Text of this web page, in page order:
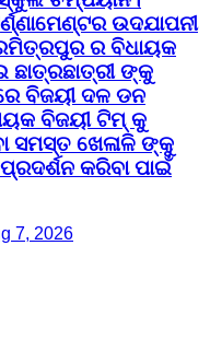
ଉଦଯାପନୀ
ର ବିଧାୟକ
ଙ୍କୁ
ବିଜୟୀ ଦଳ ଡନ
ବିଜୟୀ ଟିମ୍ କୁ
ସମସ୍ତ ଖେଳାଳି ଙ୍କୁ
କରିବା ପାଇଁ
7, 2026